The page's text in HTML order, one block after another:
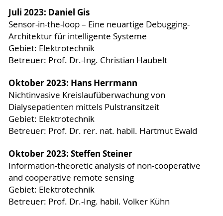
Juli 2023: Daniel Gis
Sensor-in-the-loop – Eine neuartige Debugging-
Architektur für intelligente Systeme
Gebiet: Elektrotechnik
Betreuer: Prof. Dr.-Ing. Christian Haubelt
Oktober 2023: Hans Herrmann
Nichtinvasive Kreislaufüberwachung von
Dialysepatienten mittels Pulstransitzeit
Gebiet: Elektrotechnik
Betreuer: Prof. Dr. rer. nat. habil. Hartmut Ewald
Oktober 2023: Steffen Steiner
Information-theoretic analysis of non-cooperative
and cooperative remote sensing
Gebiet: Elektrotechnik
Betreuer: Prof. Dr.-Ing. habil. Volker Kühn